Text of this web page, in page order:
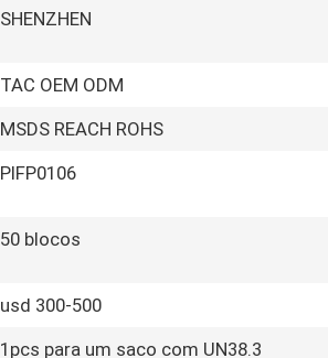
SHENZHEN
TAC OEM ODM
MSDS REACH ROHS
PIFP0106
50 blocos
usd 300-500
1pcs para um saco com UN38.3